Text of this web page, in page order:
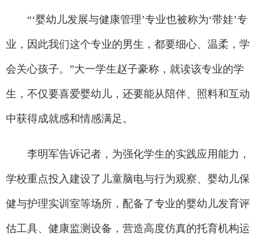
“‘婴幼儿发展与健康管理’专业也被称为‘带娃’专
业，因此我们这个专业的男生，都要细心、温柔，学
会关心孩子。”大一学生赵子豪称，就读该专业的学
生，不仅要喜爱婴幼儿，还要能从陪伴、照料和互动
中获得成就感和情感满足。
李明军告诉记者，为强化学生的实践应用能力，
学校重点投入建设了儿童脑电与行为观察、婴幼儿保
健与护理实训室等场所，配备了专业的婴幼儿发育评
估工具、健康监测设备，营造高度仿真的托育机构运